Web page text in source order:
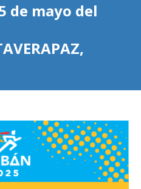
de mayo del